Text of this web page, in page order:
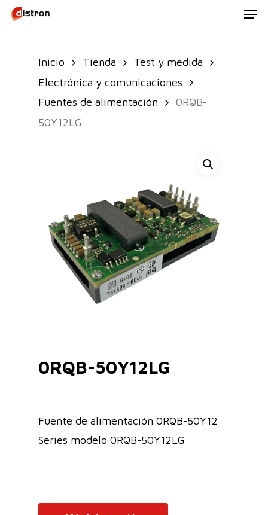
Skip
Inicio Tienda
Test y medida
Electrónica y comunicaciones
Fuentes de alimentación
0RQB-
50Y12LG
0RQB-50Y12LG
Fuente de alimentación 0RQB-50Y12
Series modelo 0RQB-50Y12LG